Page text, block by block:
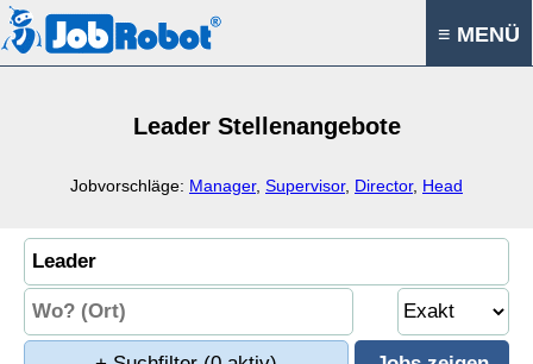
≡ MENÜ
Leader Stellenangebote
Jobvorschläge: Manager, Supervisor, Director, Head